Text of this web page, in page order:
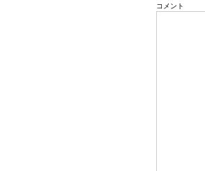
o
コメント